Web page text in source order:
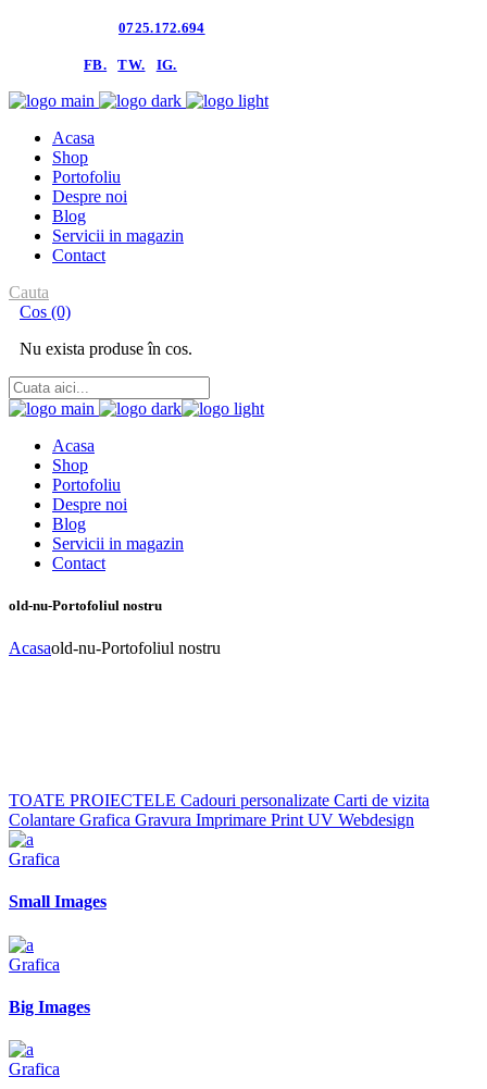
0725.172.694
FB. TW. IG.
Acasa
Shop
Portofoliu
Despre noi
Blog
Servicii in magazin
Contact
Cauta
Cos (0)
Nu exista produse în cos.
Acasa
Shop
Portofoliu
Despre noi
Blog
Servicii in magazin
Contact
old-nu-Portofoliul nostru
Acasaold-nu-Portofoliul nostru
TOATE PROIECTELE Cadouri personalizate Carti de vizita
Colantare Grafica Gravura Imprimare Print UV Webdesign
Grafica
Small Images
Grafica
Big Images
Grafica